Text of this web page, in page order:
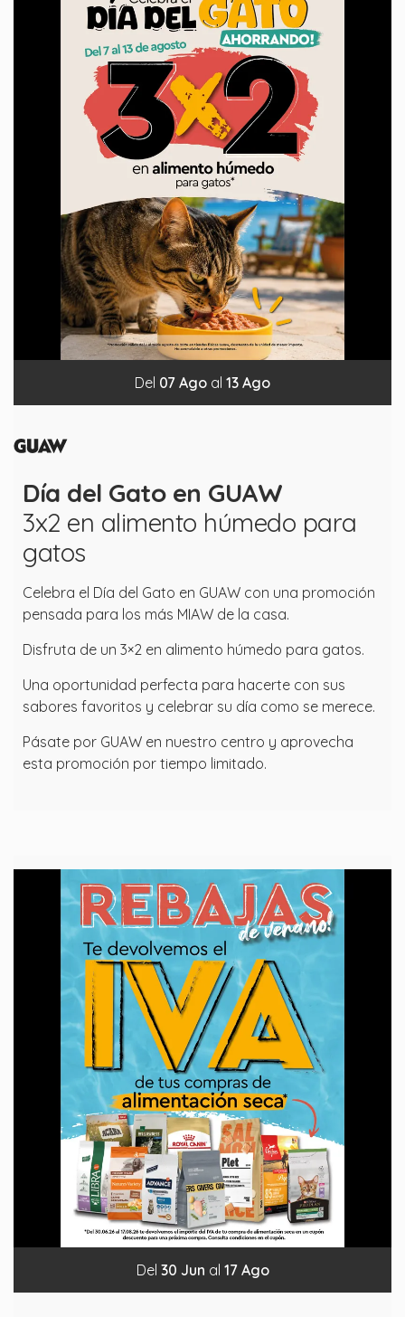
Del 07 Ago al 13 Ago
Día del Gato en GUAW
3x2 en alimento húmedo para
gatos
Celebra el Día del Gato en GUAW con una promoción
pensada para los más MIAW de la casa.
Disfruta de un 3×2 en alimento húmedo para gatos.
Una oportunidad perfecta para hacerte con sus
sabores favoritos y celebrar su día como se merece.
Pásate por GUAW en nuestro centro y aprovecha
esta promoción por tiempo limitado.
Del 30 Jun al 17 Ago